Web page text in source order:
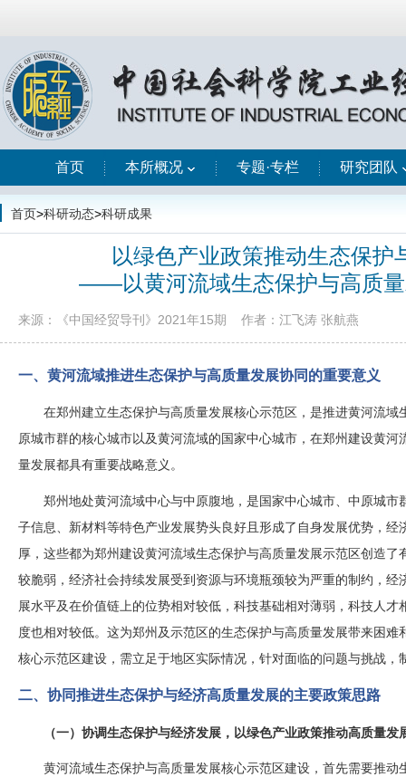
首页 本所概况 专题·专栏 研究团队
首页>科研动态>科研成果
以绿色产业政策推动生态保护
——以黄河流域生态保护与高质
来源：《中国经贸导刊》2021年15期 作者：江飞涛 张航燕
一、黄河流域推进生态保护与高质量发展协同的重要意义
在郑州建立生态保护与高质量发展核心示范区，是推进黄河流
原城市群的核心城市以及黄河流域的国家中心城市，在郑州建设黄
量发展都具有重要战略意义。
郑州地处黄河流域中心与中原腹地，是国家中心城市、中原城
子信息、新材料等特色产业发展势头良好且形成了自身发展优势，
厚，这些都为郑州建设黄河流域生态保护与高质量发展示范区创造
较脆弱，经济社会持续发展受到资源与环境瓶颈较为严重的制约，
展水平及在价值链上的位势相对较低，科技基础相对薄弱，科技人
度也相对较低。这为郑州及示范区的生态保护与高质量发展带来困
核心示范区建设，需立足于地区实际情况，针对面临的问题与挑战，
二、协同推进生态保护与经济高质量发展的主要政策思路
（一）协调生态保护与经济发展，以绿色产业政策推动高质量发
黄河流域生态保护与高质量发展核心示范区建设，首先需要推